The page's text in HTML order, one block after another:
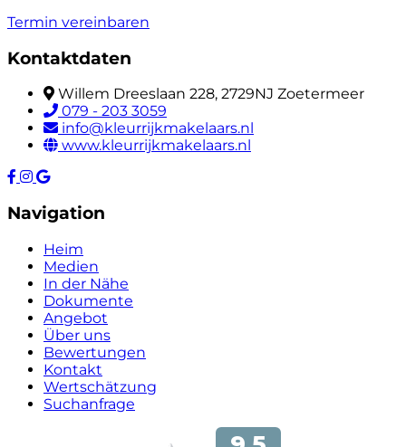
Termin vereinbaren
Kontaktdaten
Willem Dreeslaan 228, 2729NJ Zoetermeer
079 - 203 3059
info@kleurrijkmakelaars.nl
www.kleurrijkmakelaars.nl
Navigation
Heim
Medien
In der Nähe
Dokumente
Angebot
Über uns
Bewertungen
Kontakt
Wertschätzung
Suchanfrage